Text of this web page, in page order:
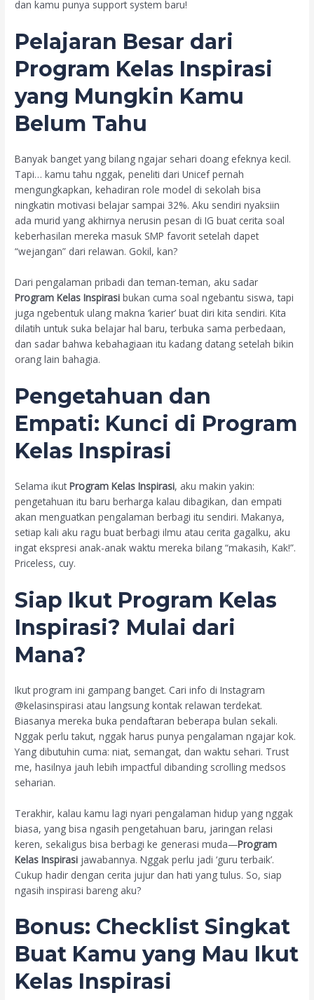
dan kamu punya support system baru!
Pelajaran Besar dari
Program Kelas Inspirasi
yang Mungkin Kamu
Belum Tahu
Banyak banget yang bilang ngajar sehari doang efeknya kecil.
Tapi… kamu tahu nggak, peneliti dari Unicef pernah
mengungkapkan, kehadiran role model di sekolah bisa
ningkatin motivasi belajar sampai 32%. Aku sendiri nyaksiin
ada murid yang akhirnya nerusin pesan di IG buat cerita soal
keberhasilan mereka masuk SMP favorit setelah dapet
“wejangan” dari relawan. Gokil, kan?
Dari pengalaman pribadi dan teman-teman, aku sadar
Program Kelas Inspirasi bukan cuma soal ngebantu siswa, tapi
juga ngebentuk ulang makna ‘karier’ buat diri kita sendiri. Kita
dilatih untuk suka belajar hal baru, terbuka sama perbedaan,
dan sadar bahwa kebahagiaan itu kadang datang setelah bikin
orang lain bahagia.
Pengetahuan dan
Empati: Kunci di Program
Kelas Inspirasi
Selama ikutProgram Kelas Inspirasi, aku makin yakin:
pengetahuan itu baru berharga kalau dibagikan, dan empati
akan menguatkan pengalaman berbagi itu sendiri. Makanya,
setiap kali aku ragu buat berbagi ilmu atau cerita gagalku, aku
ingat ekspresi anak-anak waktu mereka bilang “makasih, Kak!”.
Priceless, cuy.
Siap Ikut Program Kelas
Inspirasi? Mulai dari
Mana?
Ikut program ini gampang banget. Cari info di Instagram
@kelasinspirasi atau langsung kontak relawan terdekat.
Biasanya mereka buka pendaftaran beberapa bulan sekali.
Nggak perlu takut, nggak harus punya pengalaman ngajar kok.
Yang dibutuhin cuma: niat, semangat, dan waktu sehari. Trust
me, hasilnya jauh lebih impactful dibanding scrolling medsos
seharian.
Terakhir, kalau kamu lagi nyari pengalaman hidup yang nggak
biasa, yang bisa ngasih pengetahuan baru, jaringan relasi
keren, sekaligus bisa berbagi ke generasi muda—Program
Kelas Inspirasi jawabannya. Nggak perlu jadi ‘guru terbaik’.
Cukup hadir dengan cerita jujur dan hati yang tulus. So, siap
ngasih inspirasi bareng aku?
Bonus: Checklist Singkat
Buat Kamu yang Mau Ikut
Kelas Inspirasi